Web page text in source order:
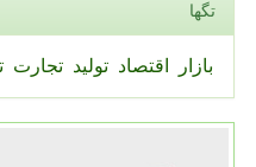
تگها
بازار اقتصاد تولید تجارت